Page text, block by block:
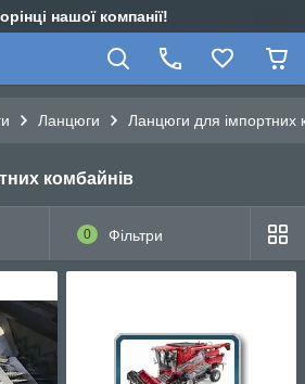
нашої компанії!
Ланцюги Ланцюги для імпортних
комбайнів
0 Фільтри